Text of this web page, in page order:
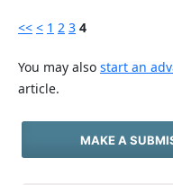
<< < 1 2 3 4
You may also start an
article.
MAKE A